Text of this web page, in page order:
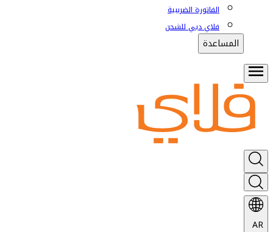
الفاتورة الضريبية
فلاي دبي للشحن
المساعدة
AR